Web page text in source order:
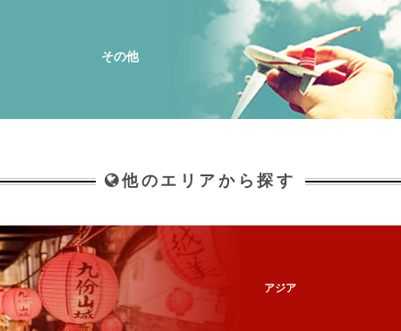
その他
他のエリアから探す
アジア